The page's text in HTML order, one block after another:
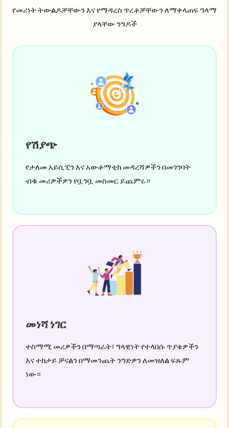
የመሪነት ትውልዶቻቸውን እና የማዳረስ ጥረቶቻቸውን ለማቀላጠፍ ዓላማ
ያላቸው ንግዶች
የሽያጭ
የታለመ አይሲፒን እና አውቶማቲክ መዳረሻዎችን በመገንባት
ብቁ መሪዎችዎን የቧንቧ መስመር ይጨምሩ።
መነሻ ነገር
ተስማሚ መሪዎችን በማጣራት፣ ግላዊነት የተላበሱ ጥያቄዎችን
እና ተከታይ ቻናልን በማመንጨት ንግድዎን ለመዝለል ፍጹም
ነው።